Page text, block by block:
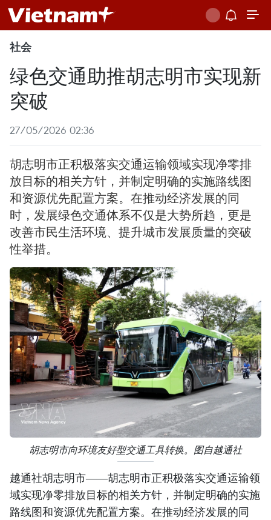
社会
绿色交通助推胡志明市实现新
突破
27/05/2026 02:36
胡志明市正积极落实交通运输领域实现净零排
放目标的相关方针，并制定明确的实施路线图
和资源优先配置方案。在推动经济发展的同
时，发展绿色交通体系不仅是大势所趋，更是
改善市民生活环境、提升城市发展质量的突破
性举措。
胡志明市向环境友好型交通工具转换。图自越通社
越通社胡志明市——胡志明市正积极落实交通运输领
域实现净零排放目标的相关方针，并制定明确的实施
路线图和资源优先配置方案。在推动经济发展的同